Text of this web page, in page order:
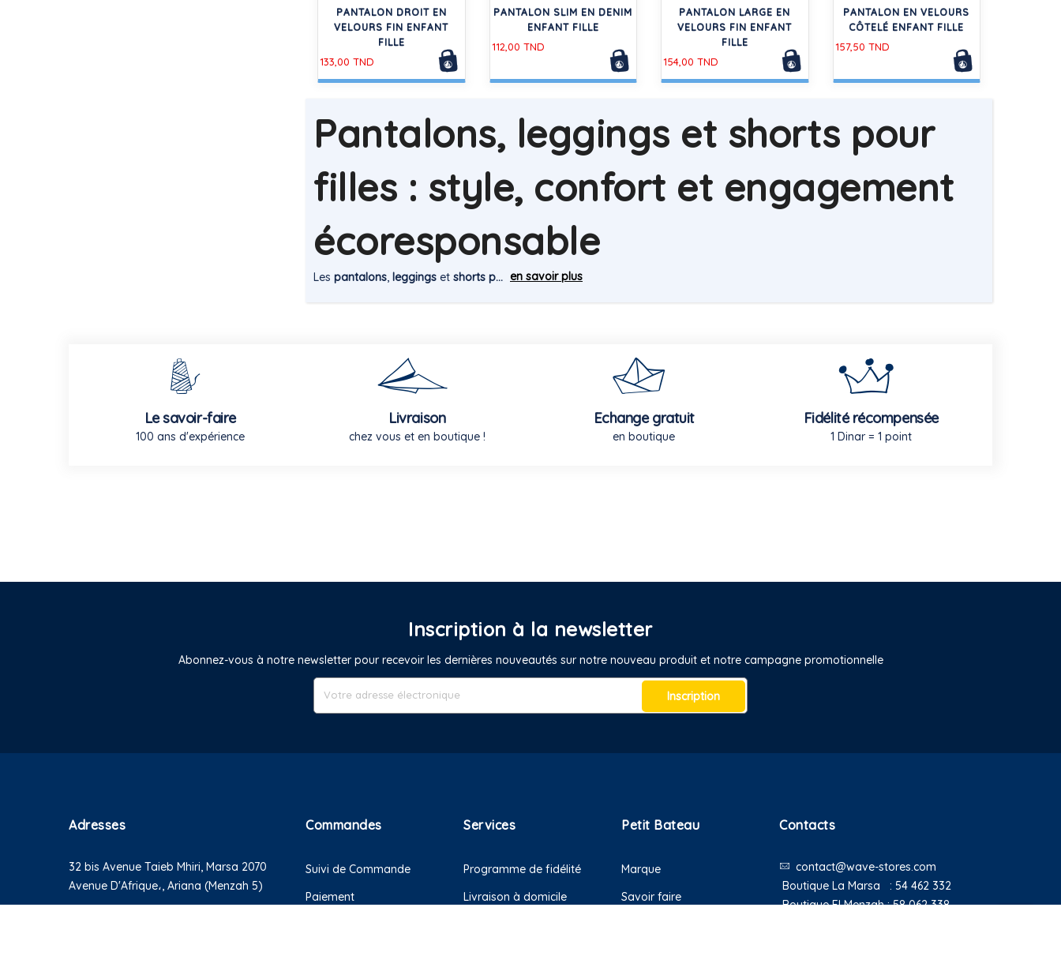
PANTALON DROIT EN
VELOURS FIN ENFANT
FILLE
133,00 TND
PANTALON SLIM EN DENIM
ENFANT FILLE
112,00 TND
PANTALON LARGE EN
VELOURS FIN ENFANT
FILLE
154,00 TND
PANTALON EN VELOURS
CÔTELÉ ENFANT FILLE
157,50 TND
Pantalons, leggings et shorts pour
filles : style, confort et engagement
écoresponsable
Les pantalons leggings et shorts p... en savoir plus
Le savoir-faire
100 ans d'expérience
Livraison
chez vous et en boutique !
Echange gratuit
en boutique
Fidélité récompensée
1 Dinar = 1 point
Inscription à la newsletter
Abonnez-vous à notre newsletter pour recevoir les dernières nouveautés sur notre nouveau produit et notre campagne promotionnelle
Inscription
Adresses
32 bis Avenue Taieb Mhiri, Marsa 2070
Avenue D'Afrique،, Ariana (Menzah 5)
Commandes
Suivi de Commande
Paiement
Services
Programme de fidélité
Livraison à domicile
Petit Bateau
Marque
Savoir faire
Contacts
contact@wave-stores.com
Boutique La Marsa : 54 462 332
Boutique El Menzah :58 062 338